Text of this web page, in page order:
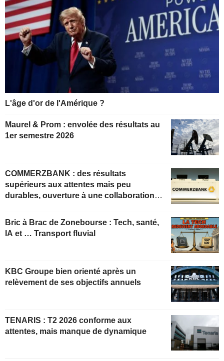
L'âge d'or de l'Amérique ?
Maurel & Prom : envolée des résultats au
1er semestre 2026
COMMERZBANK : des résultats
supérieurs aux attentes mais peu
durables, ouverture à une collaboration
Bric à Brac de Zonebourse : Tech, santé,
IA et … Transport fluvial
KBC Groupe bien orienté après un
relèvement de ses objectifs annuels
TENARIS : T2 2026 conforme aux
attentes, mais manque de dynamique